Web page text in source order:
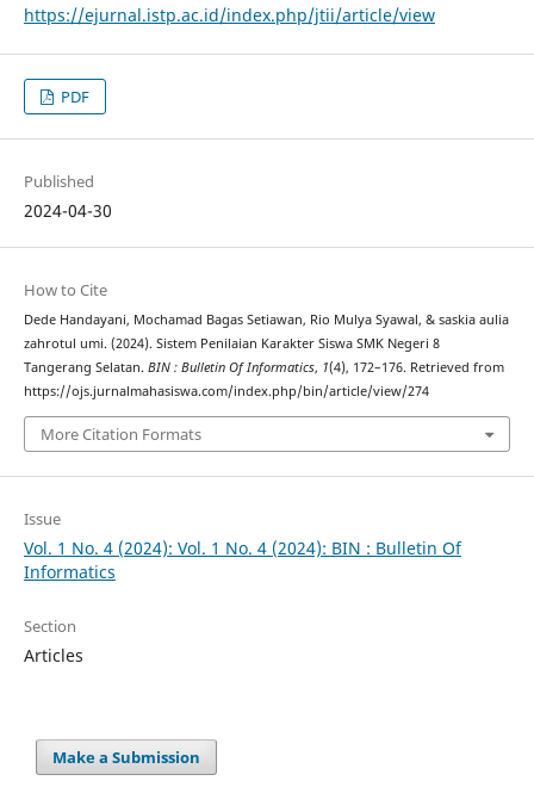
https://ejurnal.istp.ac.id/index.php/jtii/article/view
PDF
Published
2024-04-30
How to Cite
Dede Handayani, Mochamad Bagas Setiawan, Rio Mulya Syawal, & saskia aulia
zahrotul umi. (2024). Sistem Penilaian Karakter Siswa SMK Negeri 8
Tangerang Selatan. BIN : Bulletin Of Informatics, 1(4), 172–176. Retrieved from
https://ojs.jurnalmahasiswa.com/index.php/bin/article/view/274
More Citation Formats
Issue
Vol. 1 No. 4 (2024): Vol. 1 No. 4 (2024): BIN : Bulletin Of
Informatics
Section
Articles
Make a Submission